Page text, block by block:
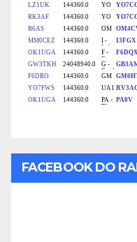
FACEBOOK DO